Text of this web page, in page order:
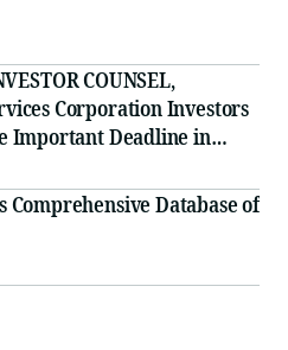
COUNSEL,
Corporation Investors
Important Deadline in
Database of